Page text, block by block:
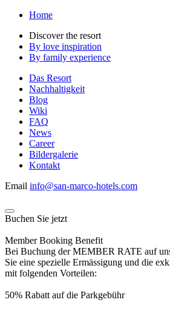
Home
Discover the resort
By love inspiration
By family experience
Das Resort
Nachhaltigkeit
Blog
Wiki
FAQ
News
Career
Bildergalerie
Kontakt
Email info@san-marco-hotels.com
Buchen Sie jetzt
Member Booking Benefit
Bei Buchung der MEMBER RATE auf
Sie eine spezielle Ermässigung und die
mit folgenden Vorteilen:
50% Rabatt auf die Parkgebühr